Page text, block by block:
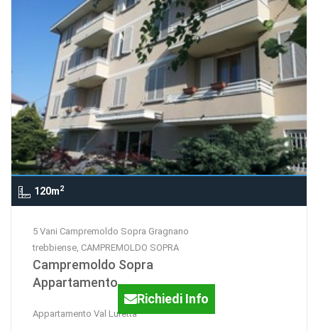
120m2
5 Vani Campremoldo Sopra Gragnano
trebbiense, CAMPREMOLDO SOPRA
Campremoldo Sopra
Appartamento
Appartamento Val Luretta
Richiedi Info